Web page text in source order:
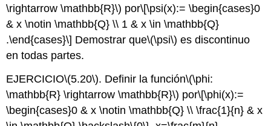
\rightarrow \mathbb{R}\) por\[\psi(x):= \begin{cases}0
& x \notin \mathbb{Q} \\ 1 & x \in \mathbb{Q}
.\end{cases}\] Demostrar que\(\psi\) es discontinuo
en todas partes.
EJERCICIO\(5.20\). Definir la función\(\phi:
\mathbb{R} \rightarrow \mathbb{R}\) por\[\phi(x):=
\begin{cases}0 & x \notin \mathbb{Q} \\ \frac{1}{n} & x